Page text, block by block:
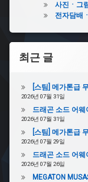
사진ㆍ그
전자담배
최근 글
[스팀] 메가톤급
2026년 07월 31일
드래곤 소드 어웨
2026년 07월 31일
[스팀] 메가톤급
2026년 07월 29일
드래곤 소드 어웨
2026년 07월 26일
MEGATON